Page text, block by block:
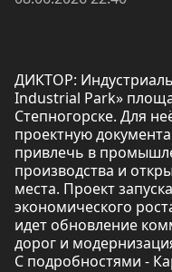
ДИКТОР:
Industrial Park»
Степногорске. Для
проектную
привлечь в
производства и
места. Проект
экономического
идет обновление
дорог и
С подробностями -